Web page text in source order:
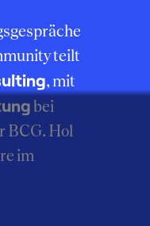
teilt
, mit
bei
BCG. Hol
im